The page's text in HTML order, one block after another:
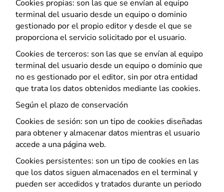
Cookies propias: son las que se envían al equipo
terminal del usuario desde un equipo o dominio
gestionado por el propio editor y desde el que se
proporciona el servicio solicitado por el usuario.
Cookies de terceros: son las que se envían al equipo
terminal del usuario desde un equipo o dominio que
no es gestionado por el editor, sin por otra entidad
que trata los datos obtenidos mediante las cookies.
Según el plazo de conservación
Cookies de sesión: son un tipo de cookies diseñadas
para obtener y almacenar datos mientras el usuario
accede a una página web.
Cookies persistentes: son un tipo de cookies en las
que los datos siguen almacenados en el terminal y
pueden ser accedidos y tratados durante un periodo